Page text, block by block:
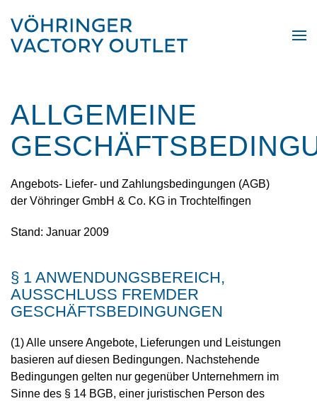
ALLGEMEINE
Angebots- Liefer- und Zahlungsbedingungen (AGB)
der Vöhringer GmbH & Co. KG in Trochtelfingen
Stand: Januar 2009
§ 1 ANWENDUNGSBEREICH,
AUSSCHLUSS FREMDER
GESCHÄFTSBEDINGUNGEN
(1) Alle unsere Angebote, Lieferungen und Leistungen
basieren auf diesen Bedingungen. Nachstehende
Bedingungen gelten nur gegenüber Unternehmern im
Sinne des § 14 BGB, einer juristischen Person des